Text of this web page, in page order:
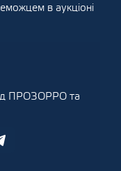
в аукціоні
ПРОЗОРРО та